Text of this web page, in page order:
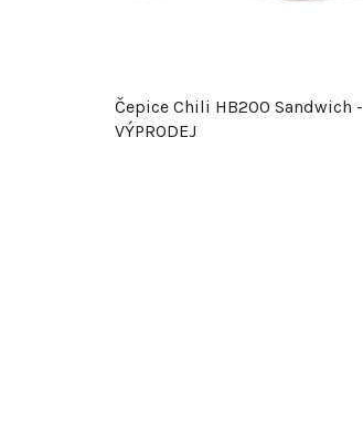
Čepice Chili HB200 Sandwich -
VÝPRODEJ